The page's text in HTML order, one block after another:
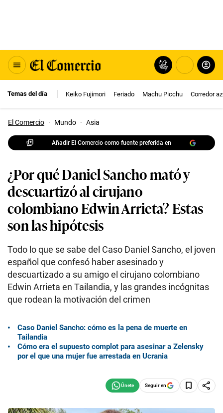
Temas del día Keiko Fujimori Feriado Machu Picchu Corredor
El Comercio · Mundo · Asia
Añadir El Comercio como fuente preferida en
¿Por qué Daniel Sancho mató y
descuartizó al cirujano
colombiano Edwin Arrieta? Estas
son las hipótesis
Todo lo que se sabe del Caso Daniel Sancho, el joven
español que confesó haber asesinado y
descuartizado a su amigo el cirujano colombiano
Edwin Arrieta en Tailandia, y las grandes incógnitas
que rodean la motivación del crimen
Caso Daniel Sancho: cómo es la pena de muerte en
Tailandia
Cómo era el supuesto complot para asesinar a Zelensky
por el que una mujer fue arrestada en Ucrania
Seguir en